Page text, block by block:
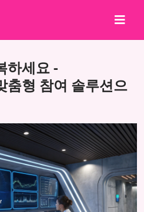
하세요 -
형 참여 솔루션으